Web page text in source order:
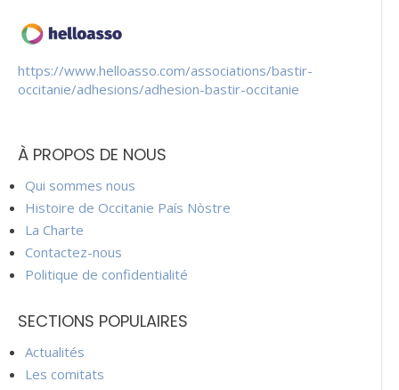
https://www.helloasso.com/associations/bastir-
occitanie/adhesions/adhesion-bastir-occitanie
À PROPOS DE NOUS
Qui sommes nous
Histoire de Occitanie País Nòstre
La Charte
Contactez-nous
Politique de confidentialité
SECTIONS POPULAIRES
Actualités
Les comitats